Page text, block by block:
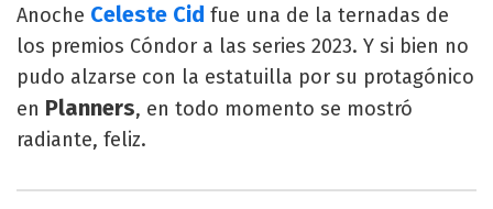
Anoche Celeste Cid fue una de la ternadas de
los premios Cóndor a las series 2023. Y si bien no
pudo alzarse con la estatuilla por su protagónico
en Planners, en todo momento se mostró
radiante, feliz.